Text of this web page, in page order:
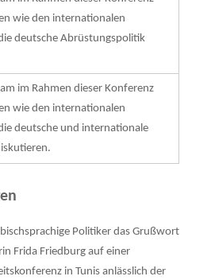
wie den inter­nationalen
deutsche Abrüstungspolitik
im Rahmen dieser Konferenz
wie den inter­nationalen
deutsche und internationale
Politiker das Grußwort
Frida Friedburg auf einer
in Tunis anlässlich der